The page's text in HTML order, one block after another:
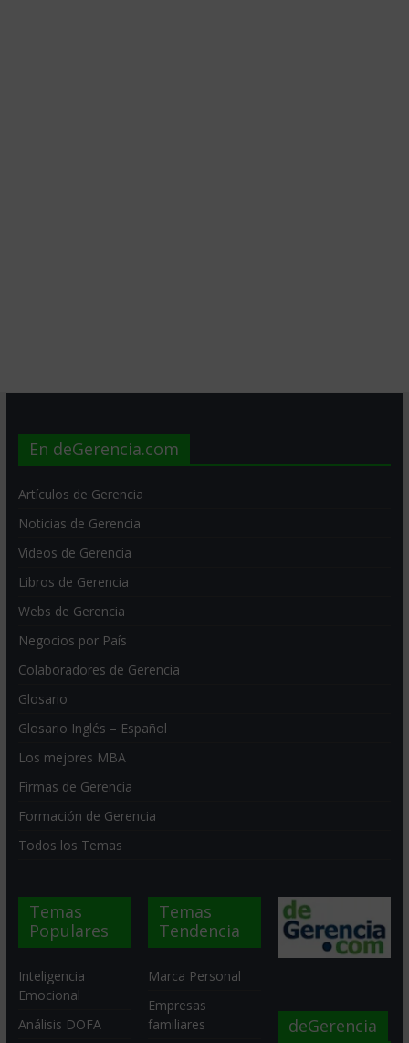
En deGerencia.com
Artículos de Gerencia
Noticias de Gerencia
Videos de Gerencia
Libros de Gerencia
Webs de Gerencia
Negocios por País
Colaboradores de Gerencia
Glosario
Glosario Inglés – Español
Los mejores MBA
Firmas de Gerencia
Formación de Gerencia
Todos los Temas
Temas
Populares
Inteligencia
Emocional
Análisis DOFA
Temas
Tendencia
Marca Personal
Empresas
familiares
deGerencia